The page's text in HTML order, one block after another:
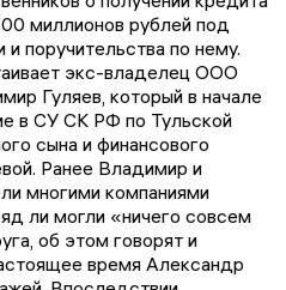
миллионов рублей под
поручительства по нему.
экс-владелец ООО
Гуляев, который в начале
в СУ СК РФ по Тульской
сына и финансового
Ранее Владимир и
многими компаниями
ли могли «ничего совсем
об этом говорят и
время Александр